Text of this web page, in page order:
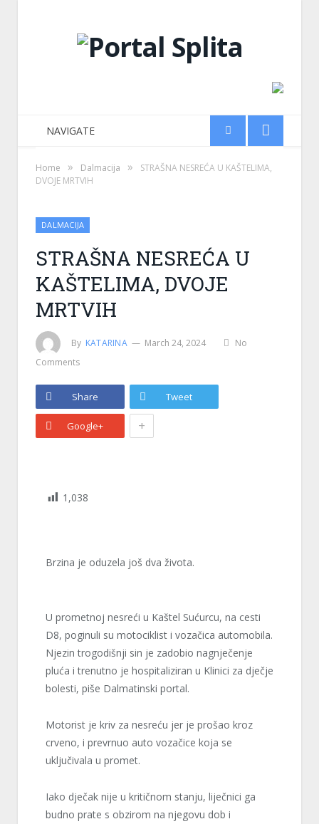
NAVIGATE
Home » Dalmacija »
STRAŠNA NESREĆA U KAŠTELIMA,
DVOJE MRTVIH
DALMACIJA
STRAŠNA NESREĆA U
KAŠTELIMA, DVOJE
MRTVIH
By KATARINA March 24, 2024
No
Comments
Share Tweet
Google+ +
1,038
Brzina je oduzela još dva života.
U prometnoj nesreći u Kaštel Sućurcu, na cesti
D8, poginuli su motociklist i vozačica automobila.
Njezin trogodišnji sin je zadobio nagnječenje
pluća i trenutno je hospitaliziran u Klinici za dječje
bolesti, piše Dalmatinski portal.
Motorist je kriv za nesreću jer je prošao kroz
crveno, i prevrnuo auto vozačice koja se
uključivala u promet.
Iako dječak nije u kritičnom stanju, liječnici ga
budno prate s obzirom na njegovu dob i